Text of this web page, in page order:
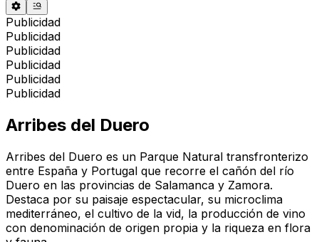
Publicidad
Publicidad
Publicidad
Publicidad
Publicidad
Publicidad
Arribes del Duero
Arribes del Duero es un Parque Natural transfronterizo
entre España y Portugal que recorre el cañón del río
Duero en las provincias de Salamanca y Zamora.
Destaca por su paisaje espectacular, su microclima
mediterráneo, el cultivo de la vid, la producción de vino
con denominación de origen propia y la riqueza en flora